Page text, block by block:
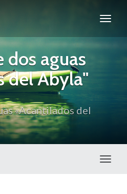
dos aguas
del Abyla"
«Acantilados del